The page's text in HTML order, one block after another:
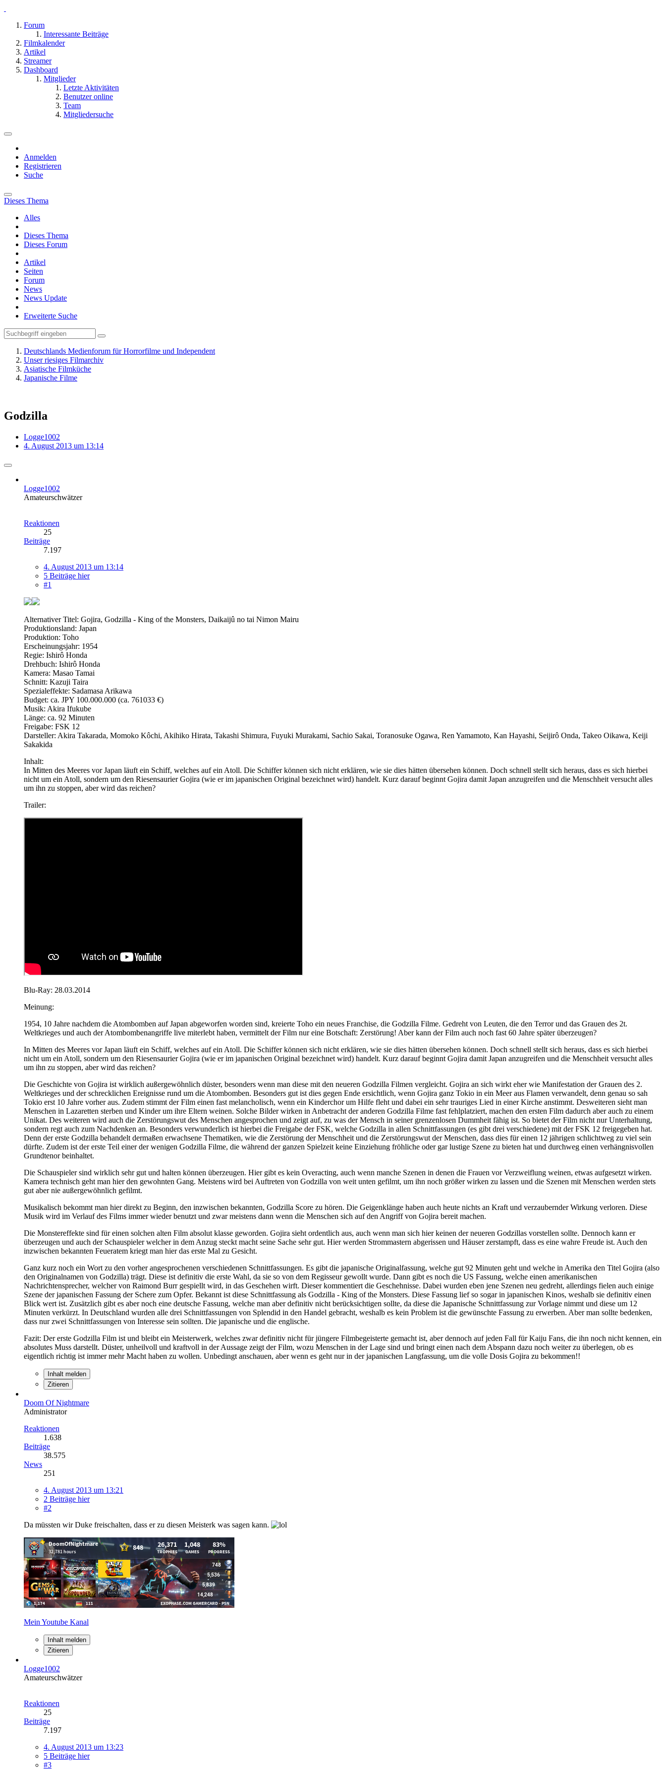
Forum
Interessante Beiträge
Filmkalender
Artikel
Streamer
Dashboard
Mitglieder
Letzte Aktivitäten
Benutzer online
Team
Mitgliedersuche
Anmelden
Registrieren
Suche
Dieses Thema
Alles
Dieses Thema
Dieses Forum
Artikel
Seiten
Forum
News
News Update
Erweiterte Suche
Deutschlands Medienforum für Horrorfilme und Independent
Unser riesiges Filmarchiv
Asiatische Filmküche
Japanische Filme
Godzilla
Logge1002
4. August 2013 um 13:14
Logge1002
Amateurschwätzer
Reaktionen
25
Beiträge
7.197
4. August 2013 um 13:14
5 Beiträge hier
#1
Alternativer Titel: Gojira, Godzilla - King of the Monsters, Daikaijû no tai Nimon Mairu
Produktionsland: Japan
Produktion: Toho
Erscheinungsjahr: 1954
Regie: Ishirô Honda
Drehbuch: Ishirô Honda
Kamera: Masao Tamai
Schnitt: Kazuji Taira
Spezialeffekte: Sadamasa Arikawa
Budget: ca. JPY 100.000.000 (ca. 761033 €)
Musik: Akira Ifukube
Länge: ca. 92 Minuten
Freigabe: FSK 12
Darsteller: Akira Takarada, Momoko Kôchi, Akihiko Hirata, Takashi Shimura, Fuyuki Murakami, Sachio Sakai, Toranosuke Ogawa, Ren Yamamoto, Kan Hayashi, Seijirô Onda, Takeo Oikawa, Keiji
Sakakida
Inhalt:
In Mitten des Meeres vor Japan läuft ein Schiff, welches auf ein Atoll. Die Schiffer können sich nicht erklären, wie sie dies hätten übersehen können. Doch schnell stellt sich heraus, dass es sich hierbei
nicht um ein Atoll, sondern um den Riesensaurier Gojira (wie er im japanischen Original bezeichnet wird) handelt. Kurz darauf beginnt Gojira damit Japan anzugreifen und die Menschheit versucht alles
um ihn zu stoppen, aber wird das reichen?
Trailer:
Blu-Ray: 28.03.2014
Meinung:
1954, 10 Jahre nachdem die Atombomben auf Japan abgeworfen worden sind, kreierte Toho ein neues Franchise, die Godzilla Filme. Gedreht von Leuten, die den Terror und das Grauen des 2t.
Weltkrieges und auch der Atombombenangriffe live miterlebt haben, vermittelt der Film nur eine Botschaft: Zerstörung! Aber kann der Film auch noch fast 60 Jahre später überzeugen?
In Mitten des Meeres vor Japan läuft ein Schiff, welches auf ein Atoll. Die Schiffer können sich nicht erklären, wie sie dies hätten übersehen können. Doch schnell stellt sich heraus, dass es sich hierbei
nicht um ein Atoll, sondern um den Riesensaurier Gojira (wie er im japanischen Original bezeichnet wird) handelt. Kurz darauf beginnt Gojira damit Japan anzugreifen und die Menschheit versucht alles
um ihn zu stoppen, aber wird das reichen?
Die Geschichte von Gojira ist wirklich außergewöhnlich düster, besonders wenn man diese mit den neueren Godzilla Filmen vergleicht. Gojira an sich wirkt eher wie Manifestation der Grauen des 2.
Weltkrieges und der schrecklichen Ereignisse rund um die Atombomben. Besonders gut ist dies gegen Ende ersichtlich, wenn Gojira ganz Tokio in ein Meer aus Flamen verwandelt, denn genau so sah
Tokio erst 10 Jahre vorher aus. Zudem stimmt der Film einen fast melancholisch, wenn ein Kinderchor um Hilfe fleht und dabei ein sehr trauriges Lied in einer Kirche anstimmt. Desweiteren sieht man
Menschen in Lazaretten sterben und Kinder um ihre Eltern weinen. Solche Bilder wirken in Anbetracht der anderen Godzilla Filme fast fehlplatziert, machen den ersten Film dadurch aber auch zu einem
Unikat. Des weiteren wird auch die Zerstörungswut des Menschen angesprochen und zeigt auf, zu was der Mensch in seiner grenzenlosen Dummheit fähig ist. So bietet der Film nicht nur Unterhaltung,
sondern regt auch zum Nachdenken an. Besonders verwunderlich ist hierbei die Freigabe der FSK, welche Godzilla in allen Schnittfassungen (es gibt drei verschiedene) mit der FSK 12 freigegeben hat.
Denn der erste Godzilla behandelt dermaßen erwachsene Thematiken, wie die Zerstörung der Menschheit und die Zerstörungswut der Menschen, dass dies für einen 12 jährigen schlichtweg zu viel sein
dürfte. Zudem ist der erste Teil einer der wenigen Godzilla Filme, die während der ganzen Spielzeit keine Einziehung fröhliche oder gar lustige Szene zu bieten hat und durchweg einen verhängnisvollen
Grundtenor beinhaltet.
Die Schauspieler sind wirklich sehr gut und halten können überzeugen. Hier gibt es kein Overacting, auch wenn manche Szenen in denen die Frauen vor Verzweiflung weinen, etwas aufgesetzt wirken.
Kamera technisch geht man hier den gewohnten Gang. Meistens wird bei Auftreten von Godzilla von weit unten gefilmt, um ihn noch größer wirken zu lassen und die Szenen mit Menschen werden stets
gut aber nie außergewöhnlich gefilmt.
Musikalisch bekommt man hier direkt zu Beginn, den inzwischen bekannten, Godzilla Score zu hören. Die Geigenklänge haben auch heute nichts an Kraft und verzaubernder Wirkung verloren. Diese
Musik wird im Verlauf des Films immer wieder benutzt und zwar meistens dann wenn die Menschen sich auf den Angriff von Gojira bereit machen.
Die Monstereffekte sind für einen solchen alten Film absolut klasse geworden. Gojira sieht ordentlich aus, auch wenn man sich hier keinen der neueren Godzillas vorstellen sollte. Dennoch kann er
überzeugen und auch der Schauspieler welcher in dem Anzug steckt macht seine Sache sehr gut. Hier werden Strommastern abgerissen und Häuser zerstampft, dass es eine wahre Freude ist. Auch den
inzwischen bekannten Feueratem kriegt man hier das erste Mal zu Gesicht.
Ganz kurz noch ein Wort zu den vorher angesprochenen verschiedenen Schnittfassungen. Es gibt die japanische Originalfassung, welche gut 92 Minuten geht und welche in Amerika den Titel Gojira (also
den Originalnamen von Godzilla) trägt. Diese ist definitiv die erste Wahl, da sie so von dem Regisseur gewollt wurde. Dann gibt es noch die US Fassung, welche einen amerikanischen
Nachrichtensprecher, welcher von Raimond Burr gespiellt wird, in das Geschehen wirft. Dieser kommentiert die Geschehnisse. Dabei wurden eben jene Szenen neu gedreht, allerdings fielen auch einige
Szene der japanischen Fassung der Schere zum Opfer. Bekannt ist diese Schnittfassung als Godzilla - King of the Monsters. Diese Fassung lief so sogar in japanischen Kinos, weshalb sie definitiv einen
Blick wert ist. Zusätzlich gibt es aber noch eine deutsche Fassung, welche man aber definitiv nicht berücksichtigen sollte, da diese die Japanische Schnittfassung zur Vorlage nimmt und diese um 12
Minuten verkürzt. In Deutschland wurden alle drei Schnittfassungen von Splendid in den Handel gebracht, weshalb es kein Problem ist die gewünschte Fassung zu erwerben. Aber man sollte bedenken,
dass nur zwei Schnittfassungen von Interesse sein sollten. Die japanische und die englische.
Fazit: Der erste Godzilla Film ist und bleibt ein Meisterwerk, welches zwar definitiv nicht für jüngere Filmbegeisterte gemacht ist, aber dennoch auf jeden Fall für Kaiju Fans, die ihn noch nicht kennen, ein
absolutes Muss darstellt. Düster, unheilvoll und kraftvoll in der Aussage zeigt der Film, wozu Menschen in der Lage sind und bringt einen nach dem Abspann dazu noch weiter zu überlegen, ob es
eigentlich richtig ist immer mehr Macht haben zu wollen. Unbedingt anschauen, aber wenn es geht nur in der japanischen Langfassung, um die volle Dosis Gojira zu bekommen!!
Inhalt melden
Zitieren
Doom Of Nightmare
Administrator
Reaktionen
1.638
Beiträge
38.575
News
251
4. August 2013 um 13:21
2 Beiträge hier
#2
Da müssten wir Duke freischalten, dass er zu diesen Meisterk was sagen kann.
Mein Youtube Kanal
Inhalt melden
Zitieren
Logge1002
Amateurschwätzer
Reaktionen
25
Beiträge
7.197
4. August 2013 um 13:23
5 Beiträge hier
#3